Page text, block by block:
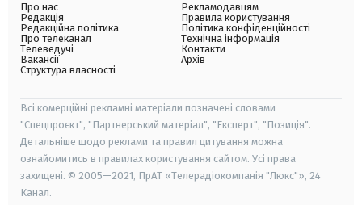
Про нас
Редакція
Редакційна політика
Про телеканал
Телеведучі
Вакансії
Структура власності
Рекламодавцям
Правила користування
Політика конфіденційності
Технічна інформація
Контакти
Архів
Всі комерційні рекламні матеріали позначені словами
"Спецпроєкт", "Партнерський матеріал", "Експерт", "Позиція".
Детальніше щодо реклами та правил цитування можна
ознайомитись в правилах користування сайтом. Усі права
захищені. © 2005—2021, ПрАТ «Телерадіокомпанія "Люкс"», 24
Канал.